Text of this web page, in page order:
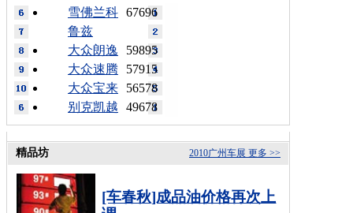
67696
雪佛兰科
鲁兹
59895
大众朗逸
57915
大众速腾
56578
大众宝来
49678
别克凯越
更多 >>
2010广州车展
精品坊
[车春秋]成品油价格再次上